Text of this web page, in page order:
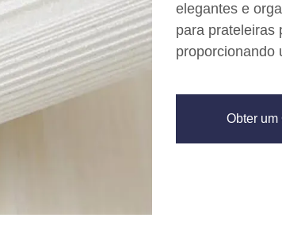
elegantes e
para prateleiras
proporcionando
Obter um